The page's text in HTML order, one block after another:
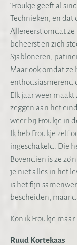
‘Froukje geeft al
Technieken, en dat
Allereerst omdat ze
beheerst en zich
Sjabloneren,
Maar ook omdat ze
enthousiasmerend
Elk jaar weer
zeggen aan het
weer bij Froukje in
Ik heb Froukje zelf
ingeschakeld. Die
Bovendien is ze
je niet alles in het
is het fijn
bescheiden, maar
Kon ik Froukje maar
Ruud Kortekaas